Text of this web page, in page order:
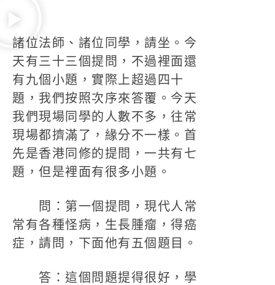
諸位法師、諸位同學，請坐。今
天有三十三個提問，不過裡面還
有九個小題，實際上超過四十
題，我們按照次序來答覆。今天
我們現場同學的人數不多，往常
現場都擠滿了，緣分不一樣。首
先是香港同修的提問，一共有七
題，但是裡面有很多小題。
問：第一個提問，現代人常
常有各種怪病，生長腫瘤，得癌
症，請問，下面他有五個題目。
答：這個問題提得很好，學